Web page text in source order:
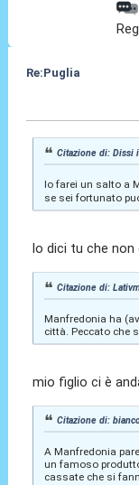
Re:Puglia
Citazione di: Dissi
Io farei un salto a
se sei fortunato
lo dici tu che non
Citazione di:
Manfredonia ha
città. Peccato che
mio figlio ci è
Citazione di:
A Manfredonia
un famoso
cassate che si